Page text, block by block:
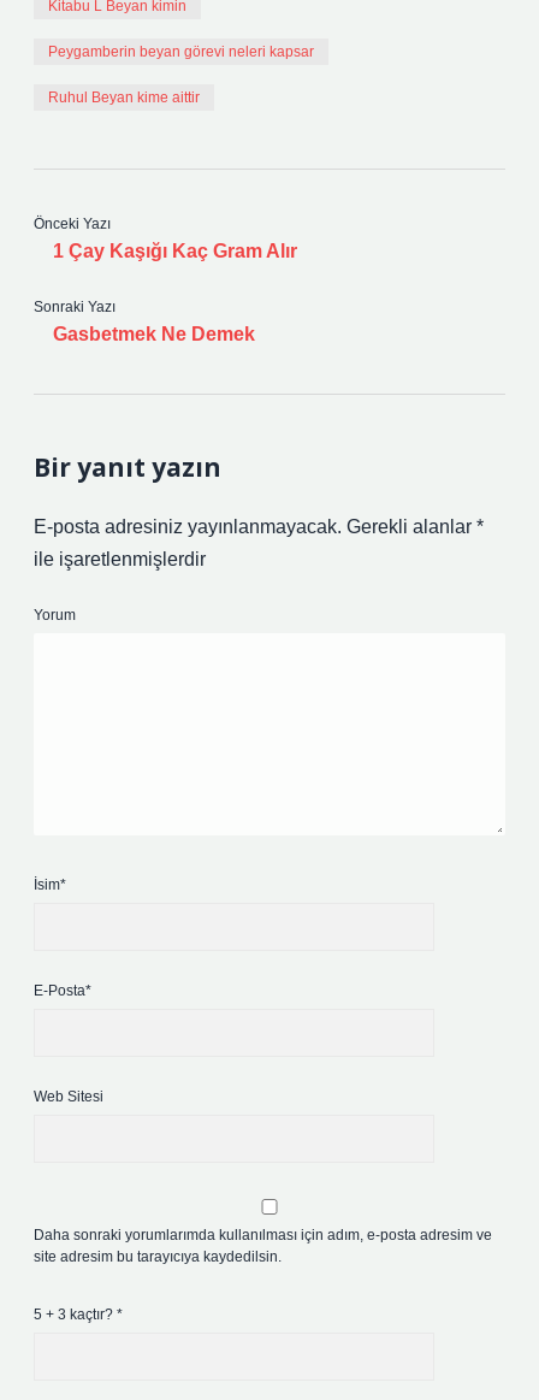
Kitabu L Beyan kimin
Peygamberin beyan görevi neleri kapsar
Ruhul Beyan kime aittir
Önceki Yazı
1 Çay Kaşığı Kaç Gram Alır
Sonraki Yazı
Gasbetmek Ne Demek
Bir yanıt yazın
E-posta adresiniz yayınlanmayacak. Gerekli alanlar *
ile işaretlenmişlerdir
Yorum
İsim*
E-Posta*
Web Sitesi
Daha sonraki yorumlarımda kullanılması için adım, e-posta adresim ve
site adresim bu tarayıcıya kaydedilsin.
5 + 3 kaçtır? *